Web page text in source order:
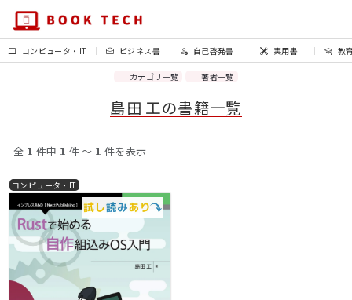
コンピュータ・IT ビジネス書 自己啓発書 実用書 教
カテゴリ一覧 著者一覧
島田 工の書籍一覧
全 1 件中 1 件 〜 1 件を表示
コンピュータ・IT